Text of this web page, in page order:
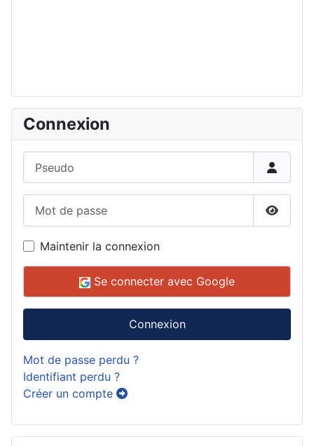
Connexion
Maintenir la connexion
Se connecter avec Google
Connexion
Mot de passe perdu ?
Identifiant perdu ?
Créer un compte